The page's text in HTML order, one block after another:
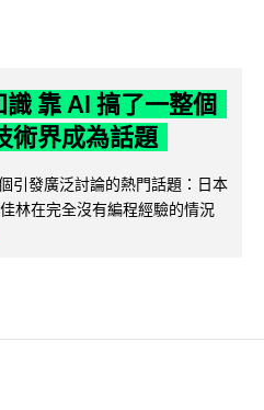
靠 AI 搞了一整個
術界成為話題
引發廣泛討論的熱門話題：日本
林在完全沒有編程經驗的情況